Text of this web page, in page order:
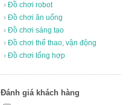
› Đồ chơi robot
› Đồ chơi ăn uống
› Đồ chơi sáng tạo
› Đồ chơi thể thao, vận động
› Đồ chơi tổng hợp
Đánh giá khách hàng